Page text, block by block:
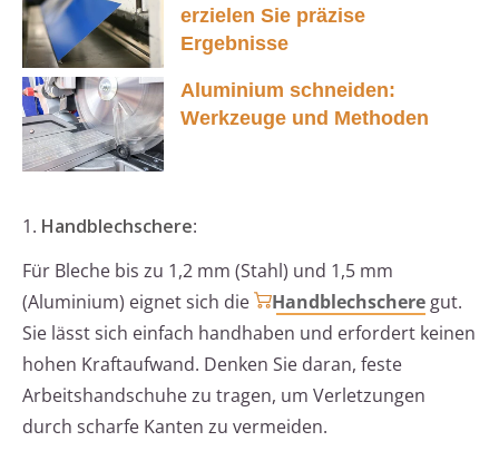
erzielen Sie präzise
Ergebnisse
Aluminium schneiden:
Werkzeuge und Methoden
1. Handblechschere:
Für Bleche bis zu 1,2 mm (Stahl) und 1,5 mm
(Aluminium) eignet sich die
Handblechschere gut.
Sie lässt sich einfach handhaben und erfordert keinen
hohen Kraftaufwand. Denken Sie daran, feste
Arbeitshandschuhe zu tragen, um Verletzungen
durch scharfe Kanten zu vermeiden.